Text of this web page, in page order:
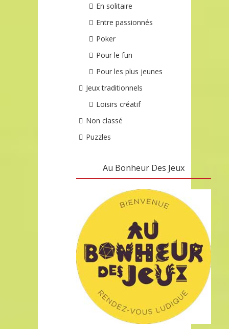
En solitaire
Entre passionnés
Poker
Pour le fun
Pour les plus jeunes
Jeux traditionnels
Loisirs créatif
Non classé
Puzzles
Au Bonheur Des Jeux